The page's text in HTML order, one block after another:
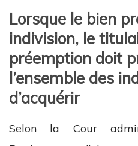
Lorsque le bien
indivision, le
préemption doit
l’ensemble des
d’acquérir
Selon la Cour